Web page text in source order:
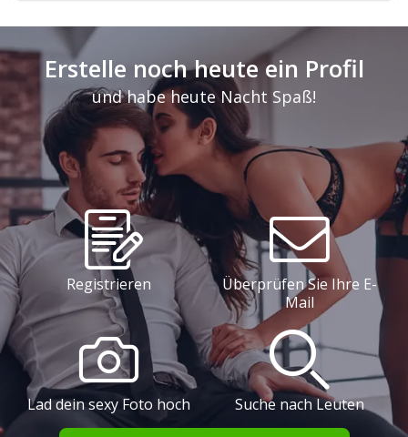
Erstelle noch heute ein Profil
und habe heute Nacht Spaß!
Registrieren
Überprüfen Sie Ihre E-
Mail
Lad dein sexy Foto hoch Suche nach Leuten